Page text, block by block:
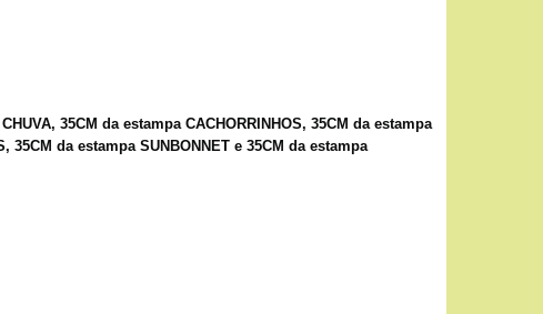
35CM da estampa CACHORRINHOS, 35CM da estampa
35CM da estampa SUNBONNET e 35CM da estampa